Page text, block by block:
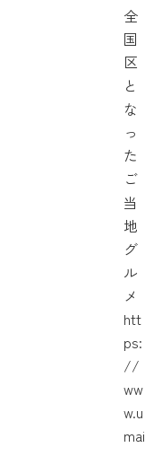
全
国
区
と
な
っ
た
ご
当
地
グ
ル
メ
htt
ps:
//
ww
w.u
mai